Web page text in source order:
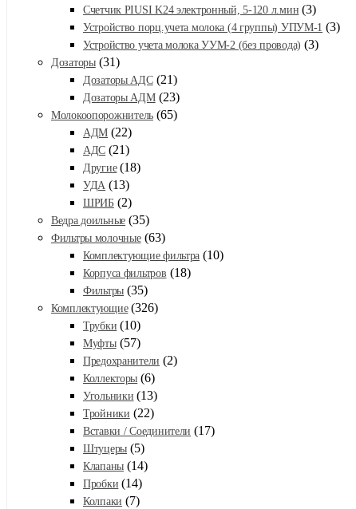
Счетчик PIUSI K24 электронный, 5-120 л.мин (3)
Устройство порц.учета молока (4 группы) УПУМ-1 (3)
Устройство учета молока УУМ-2 (без провода) (3)
Дозаторы (31)
Дозаторы АДС (21)
Дозаторы АДМ (23)
Молокоопорожнитель (65)
АДМ (22)
АДС (21)
Другие (18)
УДА (13)
ШРИБ (2)
Ведра доильные (35)
Фильтры молочные (63)
Комплектующие фильтра (10)
Корпуса фильтров (18)
Фильтры (35)
Комплектующие (326)
Трубки (10)
Муфты (57)
Предохранители (2)
Коллекторы (6)
Угольники (13)
Тройники (22)
Вставки / Соединители (17)
Штуцеры (5)
Клапаны (14)
Пробки (14)
Колпаки (7)